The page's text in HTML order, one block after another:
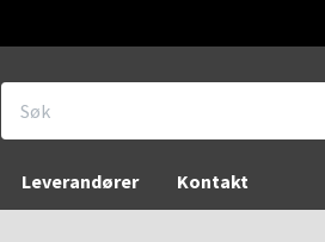
Leverandører Kontakt